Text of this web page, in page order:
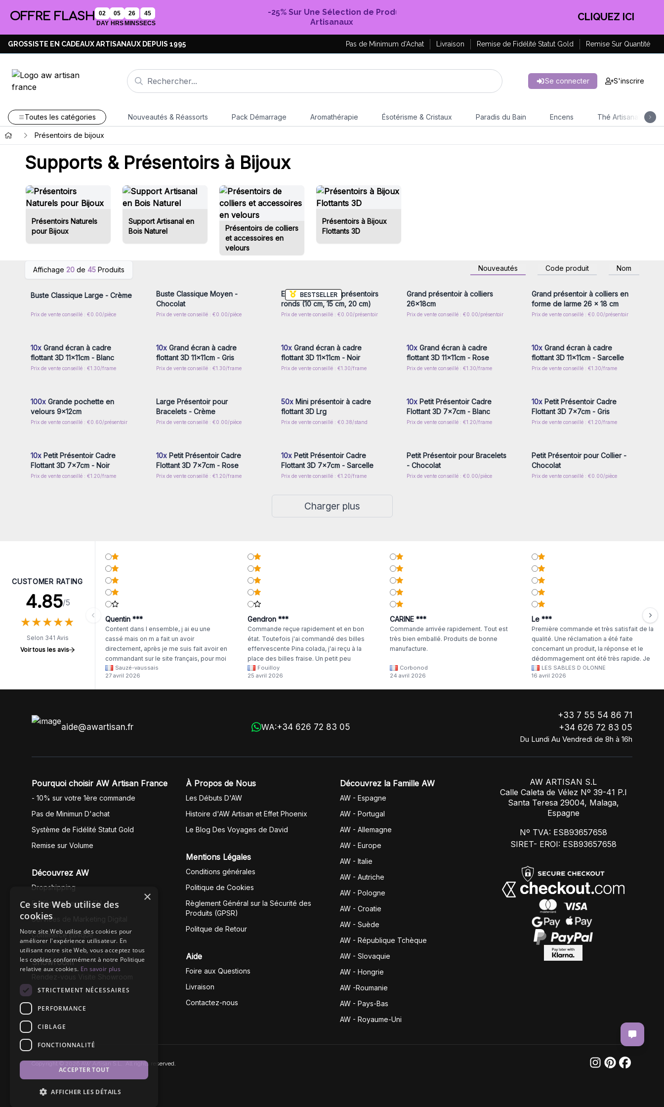
OFFRE FLASH
02
DAY
05
HRS
26
MINS
45
SECS
-25% Sur Une Sélection de Produits
Artisanaux
CLIQUEZ ICI
GROSSISTE EN CADEAUX ARTISANAUX DEPUIS 1995 Pas de Minimum d'Achat Livraison Remise de Fidélité Statut Gold Remise Sur Quantité
Se connecter S'inscrire
Toutes les catégories Nouveautés & Réassorts Pack Démarrage Aromathérapie Ésotérisme & Cristaux Paradis du Bain Encens Thé Artisanal
Présentoirs de bijoux
Supports & Présentoirs à Bijoux
Présentoirs Naturels
pour Bijoux
Support Artisanal en
Bois Naturel
Présentoirs de colliers
et accessoires en
velours
Présentoirs à Bijoux
Flottants 3D
Affichage 20 de 45 Produits Nouveautés Code produit Nom
vous pour accéder aux prix de
gros
Buste Classique Large - Crème
Prix de vente conseillé : €0.00/pièce
Buste Classique Moyen -
Chocolat
Prix de vente conseillé : €0.00/pièce
BESTSELLER
Ensemble de trois présentoirs
ronds (10 cm, 15 cm, 20 cm)
Prix de vente conseillé : €0.00/présentoir
Connectez-vous ou inscrivez-
vous pour accéder aux prix de
Grand présentoir à colliers
26x18cm
Prix de vente conseillé : €0.00/présentoir
Connectez-vous ou inscrivez-
vous pour accéder aux prix de
gros
Grand présentoir à colliers en
forme de larme 26 x 18 cm
Prix de vente conseillé : €0.00/présentoir
Connectez-vous ou inscrivez-
10x Grand écran à cadre
flottant 3D 11x11cm - Blanc
Prix de vente conseillé : €1.30/frame
Connectez-vous ou inscrivez-
10xGrand écran à cadre
flottant 3D 11x11cm - Gris
Prix de vente conseillé : €1.30/frame
Connectez-vous ou inscrivez-
10x Grand écran à cadre
flottant 3D 11x11cm - Noir
Prix de vente conseillé : €1.30/frame
Connectez-vous ou inscrivez-
10xGrand écran à cadre
flottant 3D 11x11cm - Rose
Prix de vente conseillé : €1.30/frame
Connectez-vous ou inscrivez-
10x Grand écran à cadre
flottant 3D 11x11cm - Sarcelle
Prix de vente conseillé : €1.30/frame
Connectez-vous ou inscrivez-
100x Grande pochette en
velours 9x12cm
Prix de vente conseillé : €0.60/présentoir
Connectez-vous ou inscrivez-
Large Présentoir pour
Bracelets - Crème
Prix de vente conseillé : €0.00/pièce
Connectez-vous ou inscrivez-
50x Mini présentoir à cadre
flottant 3D Lrg
Prix de vente conseillé : €0.38/stand
Connectez-vous ou inscrivez-
10xPetit Présentoir Cadre
Flottant 3D 7x7cm - Blanc
Prix de vente conseillé : €1.20/frame
Connectez-vous ou inscrivez-
10x Petit Présentoir Cadre
Flottant 3D 7x7cm - Gris
Prix de vente conseillé : €1.20/frame
Connectez-vous ou inscrivez-
10x Petit Présentoir Cadre
Flottant 3D 7x7cm - Noir
Prix de vente conseillé : €1.20/frame
Connectez-vous ou inscrivez-
10xPetit Présentoir Cadre
Flottant 3D 7x7cm - Rose
Prix de vente conseillé : €1.20/frame
Connectez-vous ou inscrivez-
10x Petit Présentoir Cadre
Flottant 3D 7x7cm - Sarcelle
Prix de vente conseillé : €1.20/frame
Connectez-vous ou inscrivez-
Petit Présentoir pour Bracelets
- Chocolat
Prix de vente conseillé : €0.00/pièce
Connectez-vous ou inscrivez-
Petit Présentoir pour Collier -
Chocolat
Prix de vente conseillé : €0.00/pièce
Charger plus
CUSTOMER RATING
4.85/5
★★★★★
★★★★★
Selon 341 Avis
Voir tous les avis
Quentin ***
Content dans l ensemble, j ai eu une
cassé mais on m a fait un avoir
directement, après je me suis fait avoir en
commandant sur le site français, pour moi
il était évident que les produits était de la
même langue mais raté tout est en
anglais.
Sauzé-vaussais
27 avril 2026
Gendron ***
Commande reçue rapidement et en bon
état. Toutefois j'ai commandé des billes
effervescente Pina colada, j'ai reçu à la
place des billes fraise. Un petit peu
dommage
Fouilloy
25 avril 2026
CARINE ***
Commande arrivée rapidement. Tout est
très bien emballé. Produits de bonne
manufacture.
Corbonod
24 avril 2026
Le ***
Première commande et très satisfait de la
qualité. Une réclamation a été faite
concernant un produit, la réponse et le
dédommagement ont été très rapide. Je
continuerai à commander chez WA Artisan
!
LES SABLES D OLONNE
16 avril 2026
aide@awartisan.fr WA:+34 626 72 83 05
+33 7 55 54 86 71
+34 626 72 83 05
Du Lundi Au Vendredi de 8h à 16h
Pourquoi choisir AW Artisan France
- 10% sur votre 1ère commande
Pas de Minimun D'achat
Système de Fidélité Statut Gold
Remise sur Volume
Découvrez AW
Dropshipping
Fullfilment Service EU
Services de Marketing Digital
Commerce Éthique
Showroom
À Propos de Nous
Les Débuts D'AW
Histoire d'AW Artisan et Effet Phoenix
Le Blog Des Voyages de David
Mentions Légales
Conditions générales
Politique de Cookies
Règlement Général sur la Sécurité des
Produits (GPSR)
Politque de Retour
Aide
Foire aux Questions
Livraison
Contactez-nous
Découvrez la Famille AW
AW - Espagne
AW - Portugal
AW - Allemagne
AW - Europe
AW - Italie
AW - Autriche
AW - Pologne
AW - Croatie
AW - Suède
AW - République Tchèque
AW - Slovaquie
AW - Hongrie
AW -Roumanie
AW - Pays-Bas
AW - Royaume-Uni
AW ARTISAN S.L
Calle Caleta de Vélez Nº 39-41 P.I
Santa Teresa 29004, Malaga,
Espagne
Nº TVA: ESB93657658
SIRET- EROI: ESB93657658
Copyright © 2026 AW Artisan S.L,. All rights reserved.
×
Ce site Web utilise des
cookies
Notre site Web utilise des cookies pour
améliorer l'expérience utilisateur. En
utilisant notre site Web, vous acceptez tous
les cookies conformément à notre Politique
relative aux cookies. En savoir plus
STRICTEMENT NÉCESSAIRES
PERFORMANCE
CIBLAGE
FONCTIONNALITÉ
ACCEPTER TOUT
AFFICHER LES DÉTAILS